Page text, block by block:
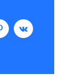
pinterestvk